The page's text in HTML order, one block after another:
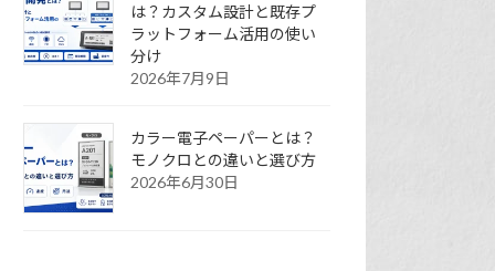
は？カスタム設計と既存プ
ラットフォーム活用の使い
分け
2026年7月9日
カラー電子ペーパーとは？
モノクロとの違いと選び方
2026年6月30日